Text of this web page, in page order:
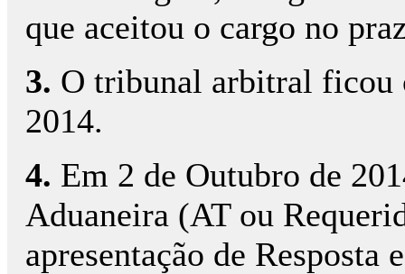
que aceitou o cargo no
3. O tribunal arbitral ficou
2014.
4. Em 2 de Outubro de
Aduaneira (AT ou
apresentação de Resposta